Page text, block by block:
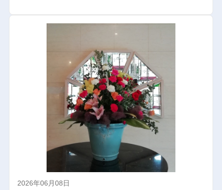
2026年06月08日